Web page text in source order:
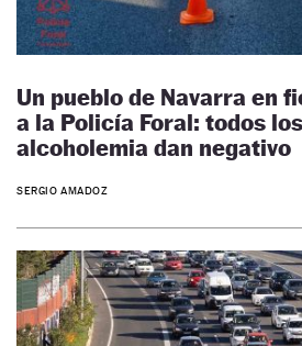
Un pueblo de Navarra en
a la Policía Foral: todos
alcoholemia dan negativo
SERGIO AMADOZ